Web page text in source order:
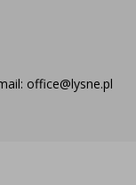
office@lysne.pl